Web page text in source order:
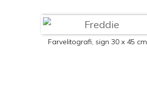
Farvelitografi, sign 30 x 45 cm